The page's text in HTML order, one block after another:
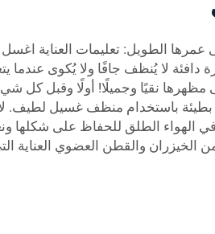
الطويل: تعليمات العناية
لا يُنظف جافًا ولا يُكوى عندما
نقيًا وجميلًا! أولًا وقبل كل
باستخدام منظف غسيل لطيف.
الطلق للحفاظ على شكلها
الخيزران والقطن العضوي العناية